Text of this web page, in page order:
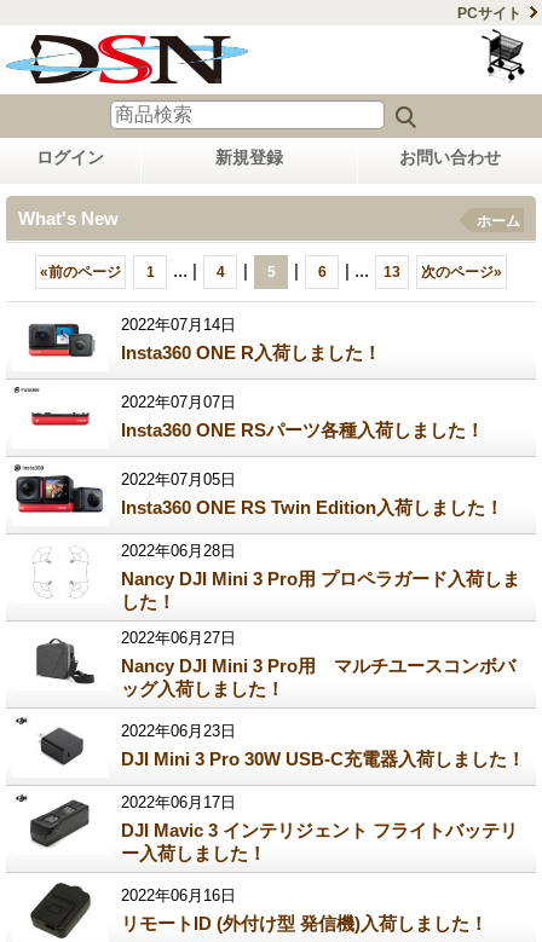
PCサイト
ログイン 新規登録 お問い合わせ
What's New ホーム
«前のページ 1 ... | 4 | 5 | 6 | ... 13 次のページ»
2022年07月14日
Insta360 ONE R入荷しました！
2022年07月07日
Insta360 ONE RSパーツ各種入荷しました！
2022年07月05日
Insta360 ONE RS Twin Edition入荷しました！
2022年06月28日
Nancy DJI Mini 3 Pro用 プロペラガード入荷しま
した！
2022年06月27日
Nancy DJI Mini 3 Pro用 マルチユースコンボバ
ッグ入荷しました！
2022年06月23日
DJI Mini 3 Pro 30W USB-C充電器入荷しました！
2022年06月17日
DJI Mavic 3 インテリジェント フライトバッテリ
ー入荷しました！
2022年06月16日
リモートID (外付け型 発信機)入荷しました！